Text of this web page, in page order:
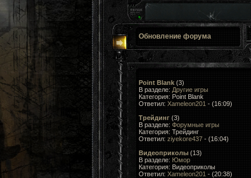
Обновление форума
Point Blank(3)
В разделе: Другие игры
Категория: Point Blank
Ответил: Xameleon201 - (16:09)
Трейдинг(3)
В разделе: Форумные игры
Категория: Трейдинг
Ответил: ziyekore437- (16:04)
Видеоприколы(13)
В разделе: Юмор
Категория: Видеоприколы
Ответил: Xameleon201 - (20:38)